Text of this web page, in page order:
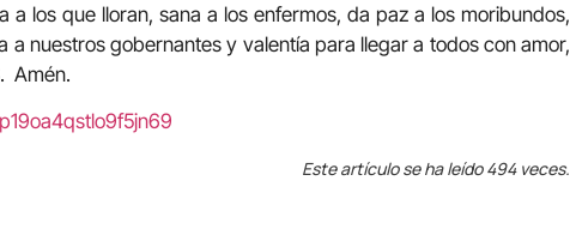
a los que lloran, sana a los enfermos, da paz a los moribundos,
a nuestros gobernantes y valentía para llegar a todos con amor,
Amén.
Este artículo se ha leído 494 veces.